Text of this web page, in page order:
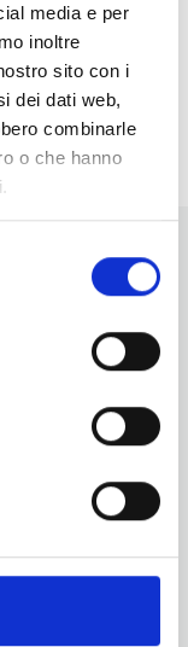
media e per
inoltre
sito con i
dei dati web,
combinarle
o che hanno
Museo e al
visita a
2026 - 9:00 -
sorpresa per te!
e Beni Culturali